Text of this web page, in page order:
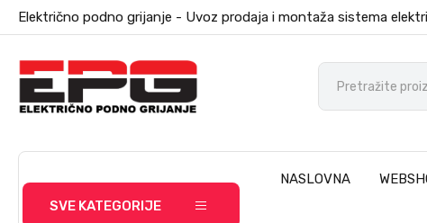
Električno podno grijanje - Uvoz prodaja i montaža sistema
SVE KATEGORIJE
NASLOVNA